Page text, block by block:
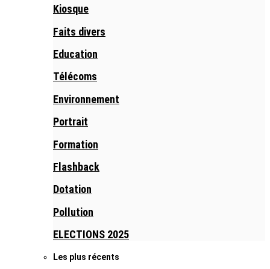
Kiosque
Faits divers
Education
Télécoms
Environnement
Portrait
Formation
Flashback
Dotation
Pollution
ELECTIONS 2025
Les plus récents